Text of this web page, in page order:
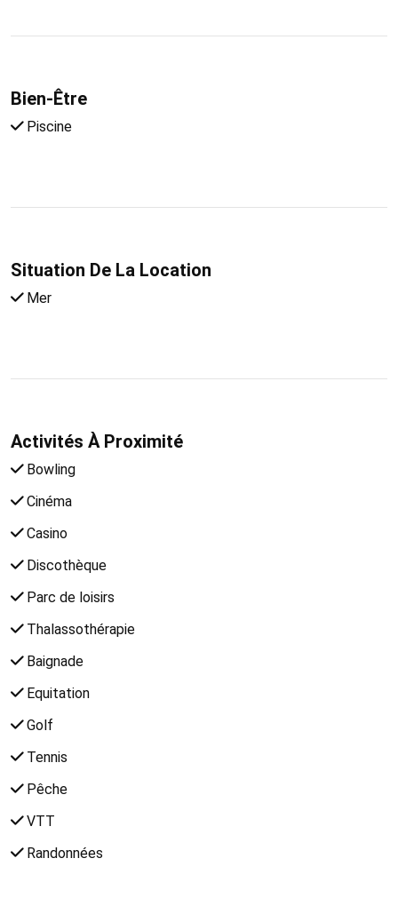
Bien-Être
Piscine
Situation De La Location
Mer
Activités À Proximité
Bowling
Cinéma
Casino
Discothèque
Parc de loisirs
Thalassothérapie
Baignade
Equitation
Golf
Tennis
Pêche
VTT
Randonnées